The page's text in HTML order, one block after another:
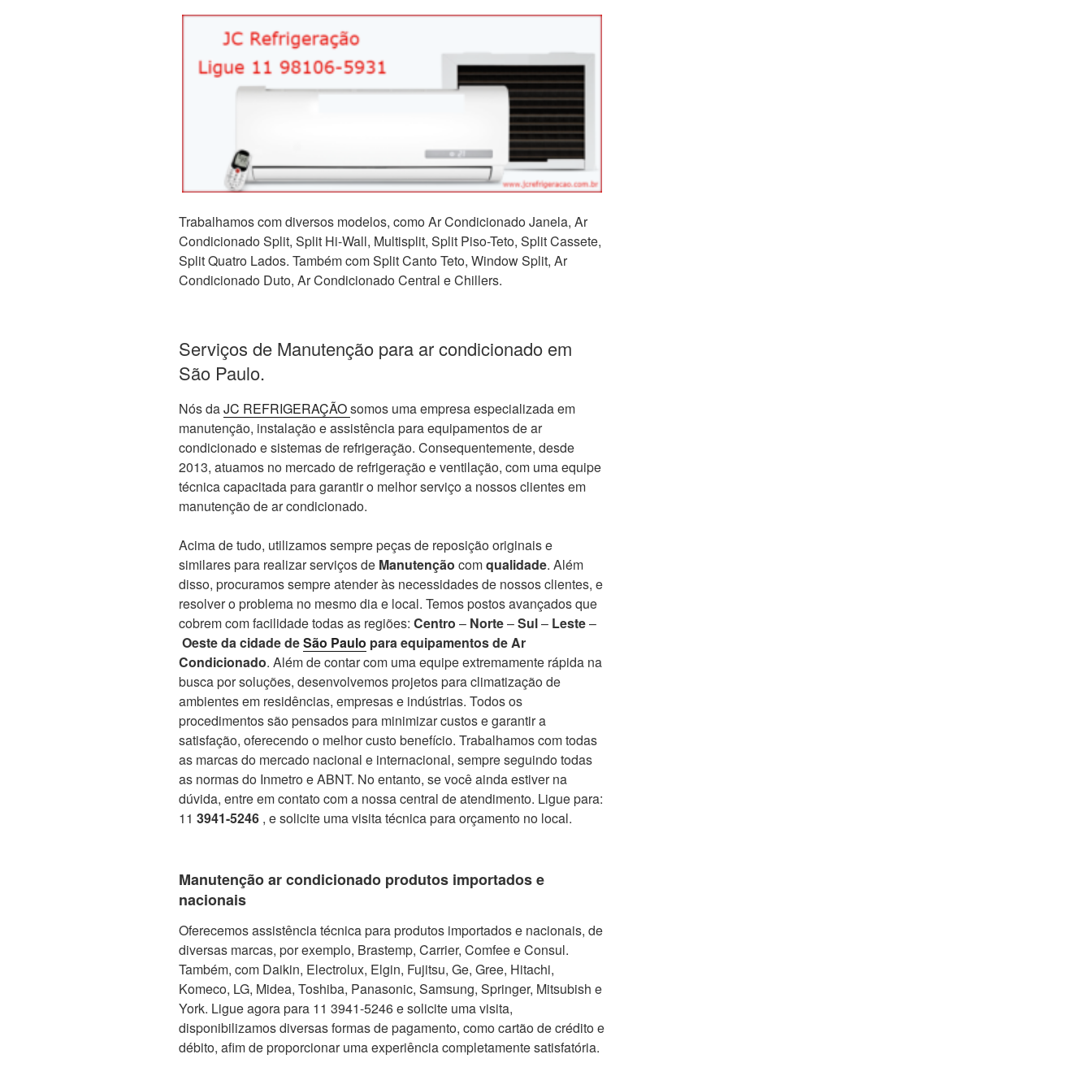
Trabalhamos com diversos modelos, como Ar Condicionado Janela, Ar
Condicionado Split, Split Hi-Wall, Multisplit, Split Piso-Teto, Split Cassete,
Split Quatro Lados. Também com Split Canto Teto, Window Split, Ar
Condicionado Duto, Ar Condicionado Central e Chillers.
Serviços de Manutenção para ar condicionado em
São Paulo.
Nós daJC REFRIGERAÇÃOsomos uma empresa especializada em
manutenção, instalação e assistência para equipamentos de ar
condicionado e sistemas de refrigeração. Consequentemente, desde
2013, atuamos no mercado de refrigeração e ventilação, com uma equipe
técnica capacitada para garantir o melhor serviço a nossos clientes em
manutenção de ar condicionado.
Acima de tudo, utilizamos sempre peças de reposição originais e
similares para realizar serviços de Manutenção comqualidade. Além
disso, procuramos sempre atender às necessidades de nossos clientes, e
resolver o problema no mesmo dia e local. Temos postos avançados que
cobrem com facilidade todas as regiões: Centro – Norte–Sul– Leste–
Oeste da cidade deSão Paulo para equipamentos de Ar
Condicionado. Além de contar com uma equipe extremamente rápida na
busca por soluções, desenvolvemos projetos para climatização de
ambientes em residências, empresas e indústrias. Todos os
procedimentos são pensados para minimizar custos e garantir a
satisfação, oferecendo o melhor custo benefício. Trabalhamos com todas
as marcas do mercado nacional e internacional, sempre seguindo todas
as normas do Inmetro e ABNT. No entanto, se você ainda estiver na
dúvida, entre em contato com a nossa central de atendimento. Ligue para:
11 3941-5246 , e solicite uma visita técnica para orçamento no local.
Manutenção ar condicionado produtos importados e
nacionais
Oferecemos assistência técnica para produtos importados e nacionais, de
diversas marcas, por exemplo, Brastemp, Carrier, Comfee e Consul.
Também, com Daikin, Electrolux, Elgin, Fujitsu, Ge, Gree, Hitachi,
Komeco, LG, Midea, Toshiba, Panasonic, Samsung, Springer, Mitsubish e
York. Ligue agora para 11 3941-5246 e solicite uma visita,
disponibilizamos diversas formas de pagamento, como cartão de crédito e
débito, afim de proporcionar uma experiência completamente satisfatória.